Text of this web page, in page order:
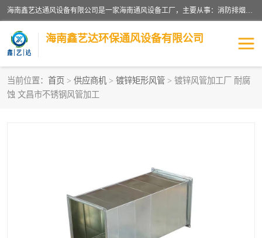
海南鑫艺达通风设备有限公司是一家海南通风设备工厂，主要从事：消防排烟工程、油烟净化工程、厨房排烟工程、酒店厨房设备、新风排风系统、镀锌铁皮管道加工、暖通工程、通风管道安装、消防火阀百叶风口等业务。公司拥有管道及配件一体化工厂生产线，良好的售后服务，良好的设计团队，良好的施工团队、良好管理人员，掌握畅通丰富的信息、市场渠道。
海南鑫艺达环保通风设备有限公司
当前位置： 首页 > 供应商机 > 镀锌矩形风管 > 镀锌风管加工厂 耐腐
蚀 文昌市不锈钢风管加工
海南暖通工程
镁质防火风管